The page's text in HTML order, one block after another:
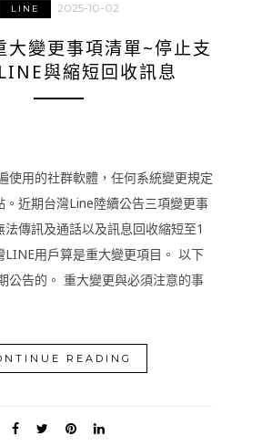
LINE 2025-10-02
大變更事項清單~停止支
與縮短回收訊息
使用的社群軟體，任何系統變更規定
。近期台灣Line陸續公告三項變更事
傳訊及通話以及訊息回收縮短至1
LINE用戶算是重大變更項目。 以下
公告的。 重大變更與必須注意的事
READING